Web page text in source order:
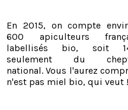
En 2015, on compte
600 apiculteurs
labellisés bio, soit
seulement du
national. Vous l'aurez
n'est pas miel bio, qui veut !